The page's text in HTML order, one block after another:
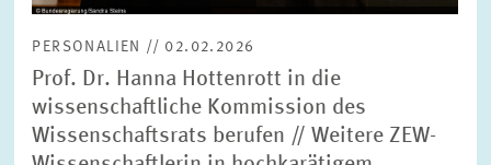
PERSONALIEN // 02.02.2026
Prof. Dr. Hanna Hottenrott in die
wissenschaftliche Kommission des
Wissenschaftsrats berufen // Weitere ZEW-